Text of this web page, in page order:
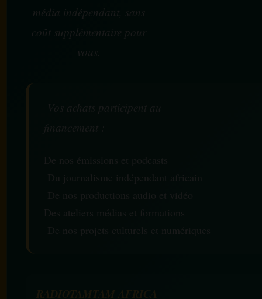
média indépendant, sans
coût supplémentaire pour
vous.